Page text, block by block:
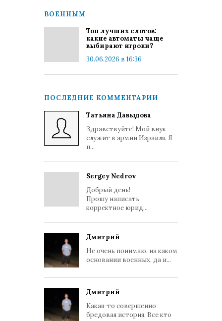
ВОЕННЫМ
Топ лучших слотов:
какие автоматы чаще
выбирают игроки?
30.06.2026 в 16:36
ПОСЛЕДНИЕ КОММЕНТАРИИ
Татьяна Давыдова
Здравствуйте! Мой внук
служит в армии Израиля. Я
п...
Sergey Nedrov
Добрый день!
Прошу написать
корректное юрид...
Дмитрий
Не очень понимаю, на каком
основании военных, да и...
Дмитрий
Какая-то совершенно
бредовая история. Все кто